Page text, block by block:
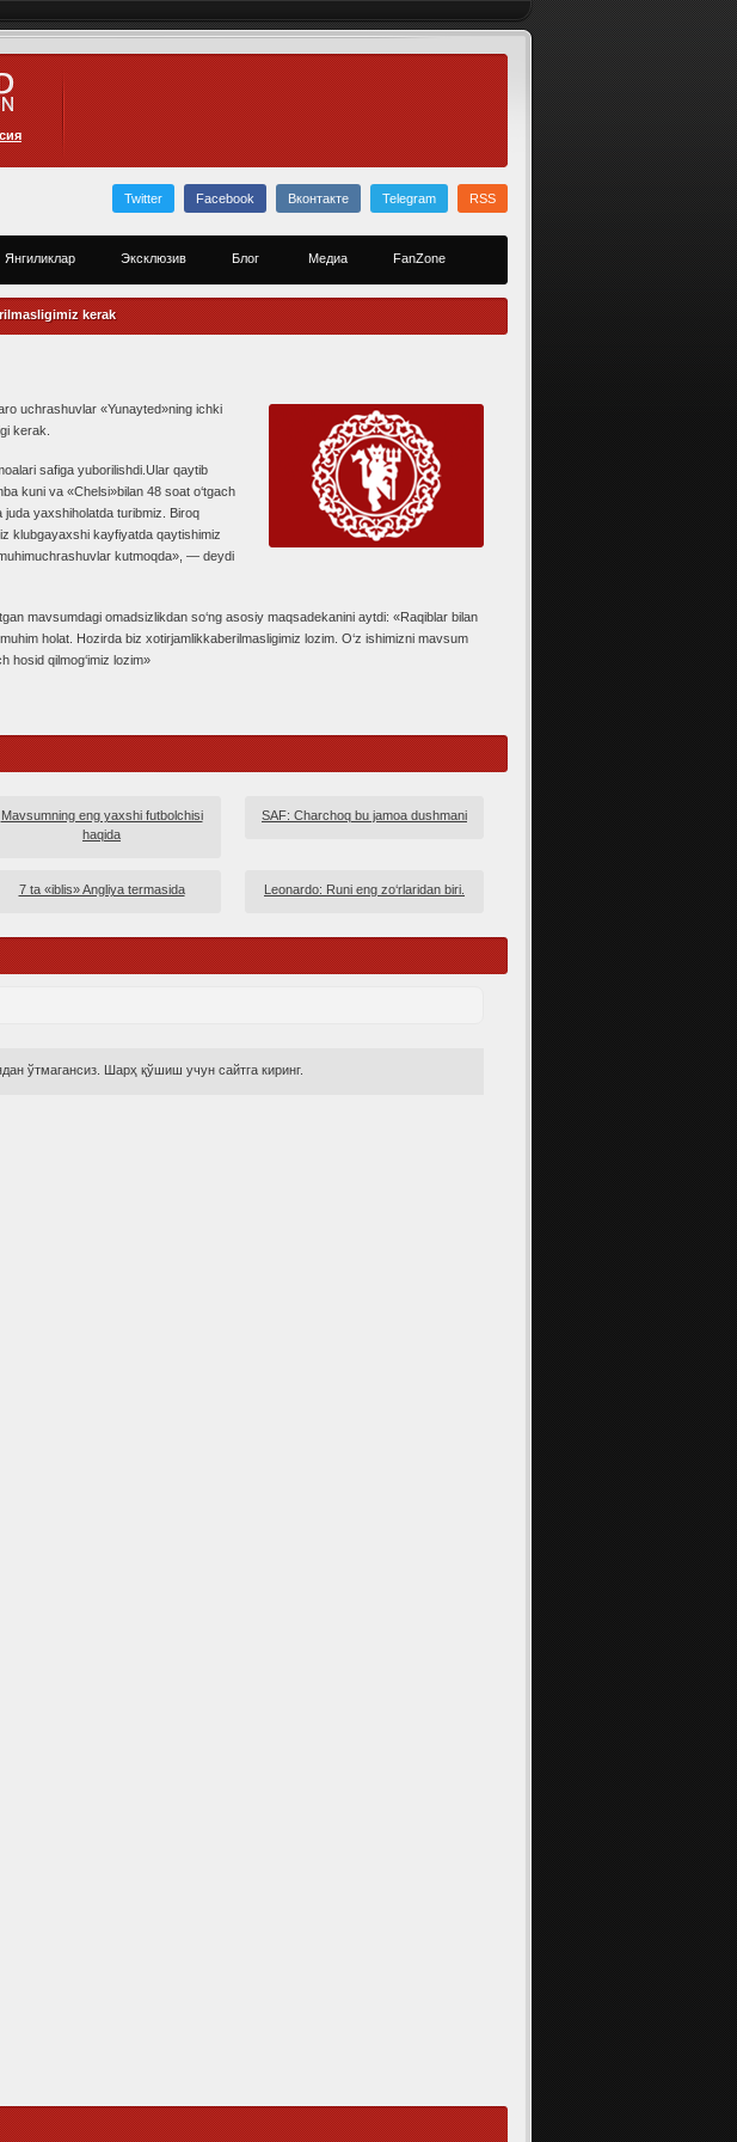
Twitter Facebook Вконтакте Telegram RSS
Янгиликлар Эксклюзив Блог Медиа FanZone
kerak
uchrashuvlar «Yunayted»ning ichki
kerak.
safiga yuborilishdi.Ular qaytib
kuni va «Chelsi»bilan 48 soat o‘tgach
juda yaxshiholatda turibmiz. Biroq
klubgayaxshi kayfiyatda qaytishimiz
kutmoqda», — deydi
mavsumdagi omadsizlikdan so‘ng asosiy maqsadekanini aytdi: «Raqiblar bilan
holat. Hozirda biz xotirjamlikkaberilmasligimiz lozim. O‘z ishimizni mavsum
hosid qilmog‘imiz lozim»
Mavsumning eng yaxshi futbolchisi
haqida
SAF: Charchoq bu jamoa dushmani
7 ta «iblis» Angliya termasida Leonardo: Runi eng zo‘rlaridan biri.
ўтмагансиз. Шарҳ қўшиш учун сайтга киринг.